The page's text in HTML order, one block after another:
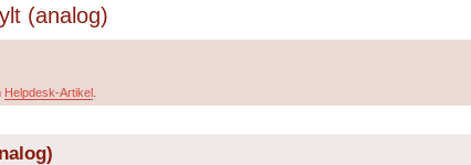
(analog)
Helpdesk-Artikel